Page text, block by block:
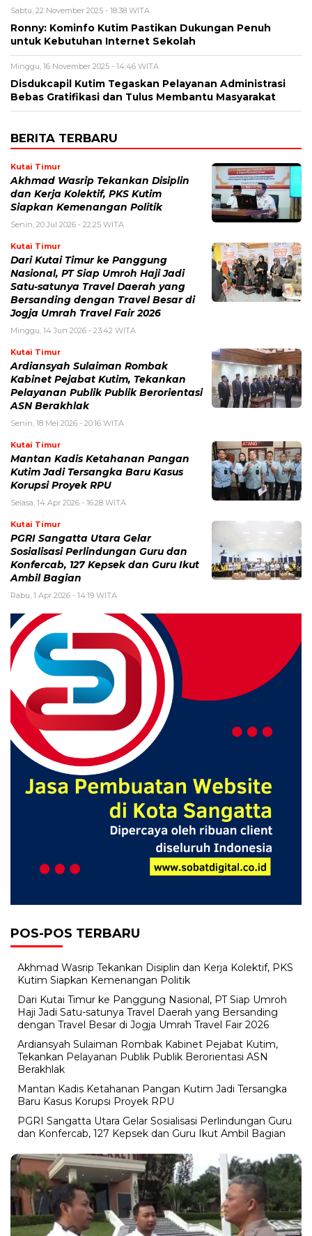
Sabtu, 22 November 2025 - 18:38 WITA
Ronny: Kominfo Kutim Pastikan Dukungan Penuh
untuk Kebutuhan Internet Sekolah
Minggu, 16 November 2025 - 14:46 WITA
Disdukcapil Kutim Tegaskan Pelayanan Administrasi
Bebas Gratifikasi dan Tulus Membantu Masyarakat
BERITA TERBARU
Kutai Timur
Akhmad Wasrip Tekankan Disiplin
dan Kerja Kolektif, PKS Kutim
Siapkan Kemenangan Politik
Senin, 20 Jul 2026 - 22:25 WITA
Kutai Timur
Dari Kutai Timur ke Panggung
Nasional, PT Siap Umroh Haji Jadi
Satu-satunya Travel Daerah yang
Bersanding dengan Travel Besar di
Jogja Umrah Travel Fair 2026
Minggu, 14 Jun 2026 - 23:42 WITA
Kutai Timur
Ardiansyah Sulaiman Rombak
Kabinet Pejabat Kutim, Tekankan
Pelayanan Publik Publik Berorientasi
ASN Berakhlak
Senin, 18 Mei 2026 - 20:16 WITA
Kutai Timur
Mantan Kadis Ketahanan Pangan
Kutim Jadi Tersangka Baru Kasus
Korupsi Proyek RPU
Selasa, 14 Apr 2026 - 16:28 WITA
Kutai Timur
PGRI Sangatta Utara Gelar
Sosialisasi Perlindungan Guru dan
Konfercab, 127 Kepsek dan Guru Ikut
Ambil Bagian
Rabu, 1 Apr 2026 - 14:19 WITA
POS-POS TERBARU
Akhmad Wasrip Tekankan Disiplin dan Kerja Kolektif, PKS
Kutim Siapkan Kemenangan Politik
Dari Kutai Timur ke Panggung Nasional, PT Siap Umroh
Haji Jadi Satu-satunya Travel Daerah yang Bersanding
dengan Travel Besar di Jogja Umrah Travel Fair 2026
Ardiansyah Sulaiman Rombak Kabinet Pejabat Kutim,
Tekankan Pelayanan Publik Publik Berorientasi ASN
Berakhlak
Mantan Kadis Ketahanan Pangan Kutim Jadi Tersangka
Baru Kasus Korupsi Proyek RPU
PGRI Sangatta Utara Gelar Sosialisasi Perlindungan Guru
dan Konfercab, 127 Kepsek dan Guru Ikut Ambil Bagian